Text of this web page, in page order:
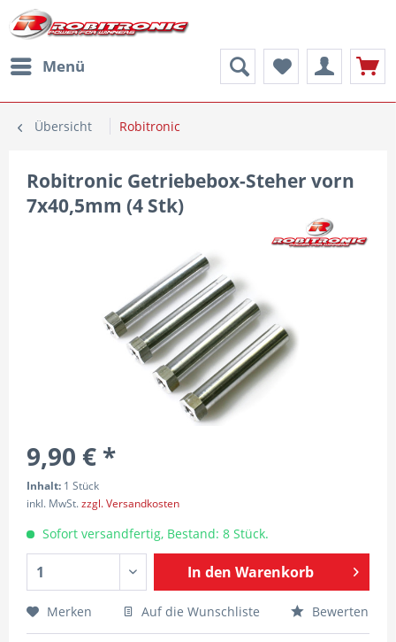
Menü
Übersicht Robitronic
Robitronic Getriebebox-Steher vorn
7x40,5mm (4 Stk)
9,90 € *
Inhalt: 1 Stück
inkl. MwSt.zzgl. Versandkosten
Sofort versandfertig, Bestand: 8 Stück.
In den Warenkorb
Merken Auf die Wunschliste Bewerten